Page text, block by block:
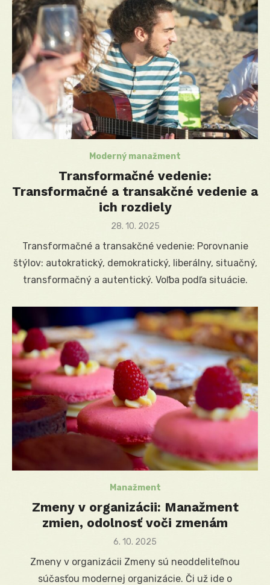
Moderný manažment
Transformačné vedenie:
Transformačné a transakčné vedenie a
ich rozdiely
Posted
28. 10. 2025
Transformačné a transakčné vedenie: Porovnanie
štýlov: autokratický, demokratický, liberálny, situačný,
transformačný a autentický. Voľba podľa situácie.
Manažment
Zmeny v organizácii: Manažment
zmien, odolnosť voči zmenám
Posted
6. 10. 2025
Zmeny v organizácii Zmeny sú neoddeliteľnou
súčasťou modernej organizácie. Či už ide o